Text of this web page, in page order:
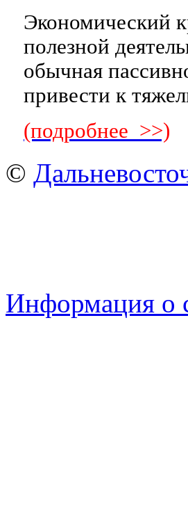
Экономический
полезной
обычная
привести к
(подробнее >>)
©
Информация о